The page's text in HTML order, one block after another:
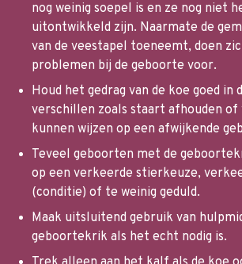
nog weinig soepel is en ze nog niet
uitontwikkeld zijn. Naarmate de
van de veestapel toeneemt, doen
problemen bij de geboorte voor.
Houd het gedrag van de koe goed in
verschillen zoals staart afhouden of
kunnen wijzen op een afwijkende
Teveel geboorten met de
op een verkeerde stierkeuze,
(conditie) of te weinig geduld.
Maak uitsluitend gebruik van
geboortekrik als het echt nodig is.